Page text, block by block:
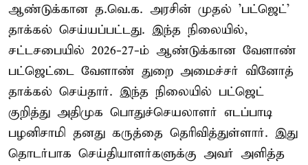
ஆண்டுக்கான த.வெ.க. அரசின் முதல் 'பட்ஜெட்'
தாக்கல் செய்யப்பட்டது. இந்த நிலையில்,
சட்டசபையில் 2026-27-ம் ஆண்டுக்கான வேளாண்
பட்ஜெட்டை வேளாண் துறை அமைச்சர் வினோத்
தாக்கல் செய்தார். இந்த நிலையில் பட்ஜெட்
குறித்து அதிமுக பொதுச்செயலாளர் எடப்பாடி
பழனிசாமி தனது கருத்தை தெரிவித்துள்ளார். இது
தொடர்பாக செய்தியாளர்களுக்கு அவர் அளித்த